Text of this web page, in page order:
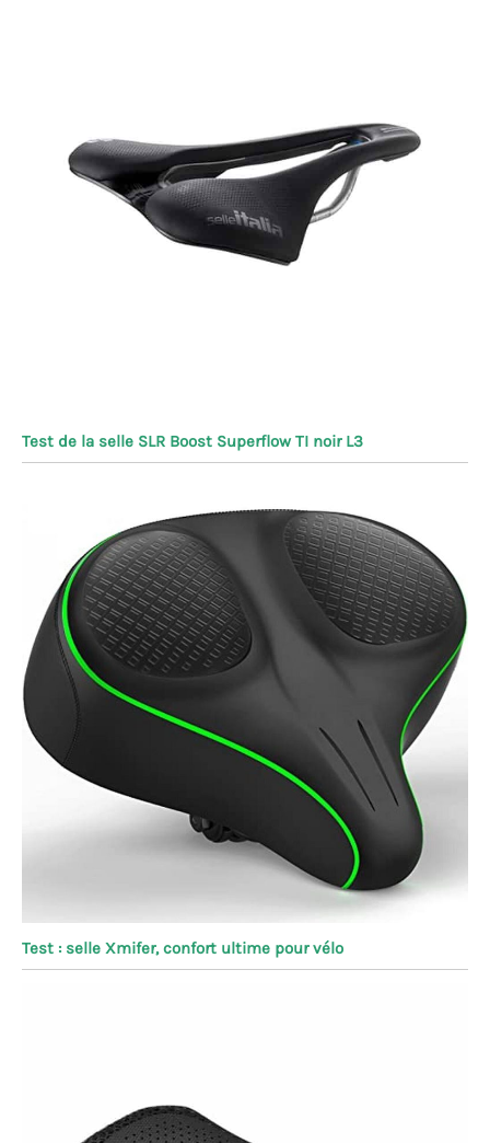
Test de la selle SLR Boost Superflow TI noir L3
Test : selle Xmifer, confort ultime pour vélo